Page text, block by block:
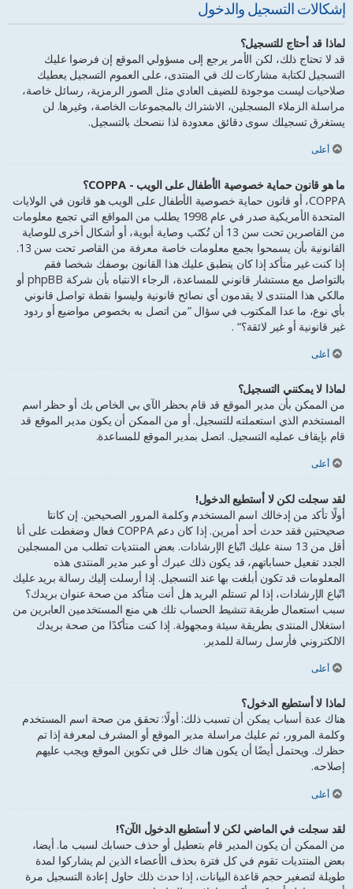
إشكالات التسجيل والدخول
لماذا قد أحتاج للتسجيل؟
قد لا تحتاج ذلك، لكن الأمر يرجع إلى مسؤولي الموقع إن فرضوا عليك
التسجيل لكتابة مشاركات لك في المنتدى، على العموم التسجيل يعطيك
صلاحيات ليست موجودة للضيف العادي مثل الصور الرمزية، رسائل خاصة،
مراسلة الزملاء المسجلين، الاشتراك بالمجموعات الخاصة، وغيرها. لن
يستغرق تسجيلك سوى دقائق معدودة لذا ننصحك بالتسجيل.
أعلى
ما هو قانون حماية خصوصية الأطفال على الويب - COPPA؟
COPPA، أو قانون حماية خصوصية الأطفال على الويب هو قانون في الولايات
المتحدة الأمريكية صدر في عام 1998 يطلب من المواقع التي تجمع معلومات
من القاصرين تحت سن 13 أن تُكتَب وصاية أبوية، أو أشكال أخرى للوصاية
القانونية بأن يسمحوا بجمع معلومات خاصة معرفة من القاصر تحت سن 13.
إذا كنت غير متأكد إذا كان ينطبق عليك هذا القانون بوصفك شخصا فقم
بالتواصل مع مستشار قانوني للمساعدة، الرجاء الانتباه بأن شركة phpBB أو
مالكي هذا المنتدى لا يقدمون أي نصائح قانونية وليسوا نقطة تواصل قانوني
بأي نوع، ما عدا المكتوب في سؤال ”من اتصل به بخصوص مواضيع أو ردود
غير قانونية أو غير لائقة؟“ .
أعلى
لماذا لا يمكنني التسجيل؟
من الممكن بأن مدير الموقع قد قام بحظر الآي بي الخاص بك أو حظر اسم
المستخدم الذي استعملته للتسجيل. أو من الممكن أن يكون مدير الموقع قد
قام بإيقاف عمليه التسجيل. اتصل بمدير الموقع للمساعدة.
أعلى
لقد سجلت لكن لا أستطيع الدخول!
أولًا تأكد من إدخالك اسم المستخدم وكلمة المرور الصحيحين. إن كانتا
صحيحتين فقد حدث أحد أمرين. إذا كان دعم COPPA فعال وضغطت على أنا
أقل من 13 سنة عليك اتّباع الإرشادات. بعض المنتديات تطلب من المسجلين
الجدد تفعيل حساباتهم، قد يكون ذلك عبرك أو عبر مدير المنتدى هذه
المعلومات قد تكون أبلغت بها عند التسجيل. إذا أرسلت إليك رسالة بريد عليك
اتّباع الإرشادات، إذا لم تستلم البريد هل أنت متأكد من صحة عنوان بريدك؟
سبب استعمال طريقة تنشيط الحساب تلك هي منع المستخدمين العابرين من
استغلال المنتدى بطريقة سيئة ومجهولة. إذا كنت متأكدًا من صحة بريدك
الالكتروني فأرسل رسالة للمدير.
أعلى
لماذا لا أستطيع الدخول؟
هناك عدة أسباب يمكن أن تسبب ذلك: أولًا: تحقق من صحة اسم المستخدم
وكلمة المرور، ثم عليك مراسلة مدير الموقع أو المشرف لمعرفة إذا تم
حظرك. ويحتمل أيضًا أن يكون هناك خلل في تكوين الموقع ويجب عليهم
إصلاحه.
أعلى
لقد سجلت في الماضي لكن لا أستطيع الدخول الآن؟!
من الممكن أن يكون المدير قام بتعطيل أو حذف حسابك لسبب ما. أيضا،
بعض المنتديات تقوم في كل فترة بحذف الأعضاء الذين لم يشاركوا لمدة
طويلة لتصغير حجم قاعدة البيانات، إذا حدث ذلك حاول إعادة التسجيل مرة